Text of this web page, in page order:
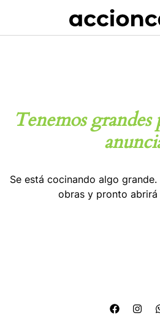
Tenemos
Se está cocinando algo
obras y pronto abrirá